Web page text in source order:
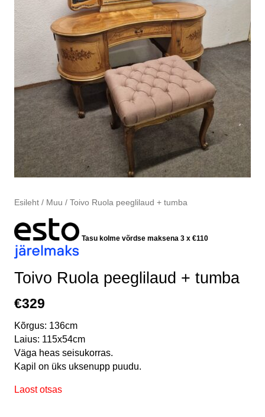
Esileht/ Muu / Toivo Ruola peeglilaud + tumba
Tasu kolme võrdse maksena 3 x €110
Toivo Ruola peeglilaud + tumba
€329
Kõrgus: 136cm
Laius: 115x54cm
Väga heas seisukorras.
Kapil on üks uksenupp puudu.
Laost otsas